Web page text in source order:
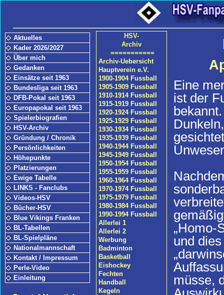
Aktuelles
Kader 2026/2027
Über mich
Gedanken
Einsätze seit 1963
Bundesliga seit 1963
DFB-Pokal seit 1963
Europapokal seit 1963
Spielerbiografien
HSV-Archiv
Gründung / Chronik
Persönlichkeiten
Höhepunkte
Platzierungen
Ewige Tabelle
LINKS - Fanclubs
Videos-HSV
Bücher-HSV
Blue Vikings Franken
BL-Tabellen
BL-Spielpläne
Nationalmannschaft
Kontakt / Impressum
Perle-Video
Einleitung
Eine
ist der
„Homo-
und
müsse,
HSV-
Archiv
===========
Archiv-Uebersicht
Hauptverein e.V.
1900-1904 Fussball
1905-1909 Fussball
1910-1914 Fussball
1915-1919 Fussball
1920-1924 Fussball
1925-1929 Fussball
1930-1934 Fussball
1935-1939 Fussball
1940-1944 Fussball
1945-1949 Fussball
1950-1954 Fussball
1955-1959 Fussball
1960-1964 Fussball
1970-1974 Fussball
1975-1979 Fussball
1980-1984 Fussball
1990-1994 Fussball
Allerlei 1
Allerlei 2
Werbung
Badminton
Basketball
Eishockey
Fechten
Handball
Kegeln